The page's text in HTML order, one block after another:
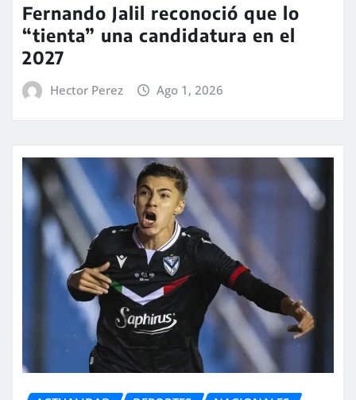
Fernando Jalil reconoció que lo
“tienta” una candidatura en el
2027
Hector Perez Ago 1, 2026